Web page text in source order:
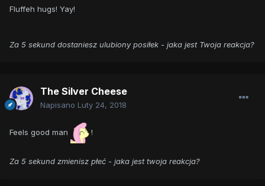
Fluffeh hugs! Yay!
Za 5 sekund dostaniesz ulubiony posiłek - jaka jest Twoja reakcja?
The Silver Cheese
Napisano Luty 24, 2018
Feels good man !
Za 5 sekund zmienisz płeć - jaka jest twoja reakcja?